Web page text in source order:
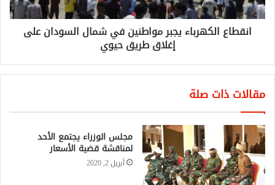
انقطاع الكهرباء يجبر مواطنين في شمال السودان على
إغلاق طريق حيوي
مقالات ذات صلة
مجلس الوزراء يجتمع الأحد
لمناقشة قضية الأسعار
أبريل 2, 2020